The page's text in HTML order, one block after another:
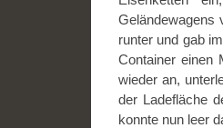
Geländewagens
runter und gab
Container einen
wieder an,
der Ladefläche
konnte nun leer